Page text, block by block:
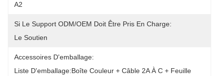
A2
Si Le Support ODM/OEM Doit Être Pris En Charge:
Le Soutien
Accessoires D'emballage:
Liste D'emballage:Boîte Couleur + Câble 2A À C + Feuille